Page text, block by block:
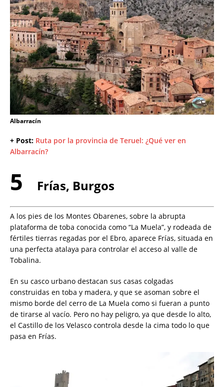
Albarracín
+ Post: Ruta por la provincia de Teruel: ¿Qué ver en
Albarracín?
5 Frías, Burgos
A los pies de los Montes Obarenes, sobre la abrupta
plataforma de toba conocida como “La Muela”, y rodeada de
fértiles tierras regadas por el Ebro, aparece Frías, situada en
una perfecta atalaya para controlar el acceso al valle de
Tobalina.
En su casco urbano destacan sus casas colgadas
construidas en toba y madera, y que se asoman sobre el
mismo borde del cerro de La Muela como si fueran a punto
de tirarse al vacío. Pero no hay peligro, ya que desde lo alto,
el Castillo de los Velasco controla desde la cima todo lo que
pasa en Frías.